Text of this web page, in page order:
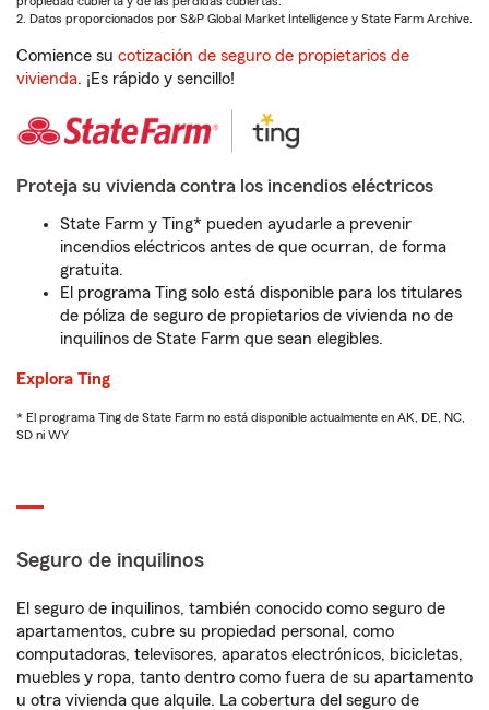
2. Datos proporcionados por S&P Global Market Intelligence y State Farm Archive.
Comience su cotización de seguro de propietarios de
vivienda. ¡Es rápido y sencillo!
Proteja su vivienda contra los incendios eléctricos
State Farm y Ting* pueden ayudarle a prevenir
incendios eléctricos antes de que ocurran, de forma
gratuita.
El programa Ting solo está disponible para los titulares
de póliza de seguro de propietarios de vivienda no de
inquilinos de State Farm que sean elegibles.
Explora Ting
* El programa Ting de State Farm no está disponible actualmente en AK, DE, NC,
SD ni WY
Seguro de inquilinos
El seguro de inquilinos, también conocido como seguro de
apartamentos, cubre su propiedad personal, como
computadoras, televisores, aparatos electrónicos, bicicletas,
muebles y ropa, tanto dentro como fuera de su apartamento
u otra vivienda que alquile. La cobertura del seguro de